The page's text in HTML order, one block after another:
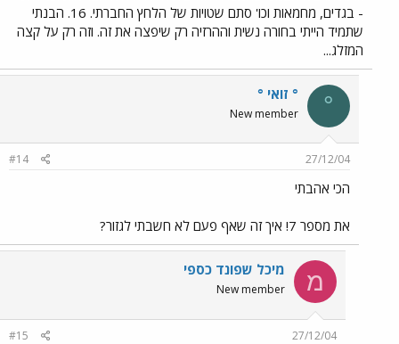
- בגדים, מחמאות וכו' סתם שטויות של הלחץ החברתי. 16. הבנתי
שתמיד הייתי בחורה נשית וההרזיה רק שיפצה את זה. וזה רק על קצה
המזלג...
° ° זואי °
New member
27/12/04
#14
הכי אהבתי
את מספר 7! איך זה שאף פעם לא חשבתי לגזור?
מ מיכל שפונד כספי
New member
27/12/04
#15